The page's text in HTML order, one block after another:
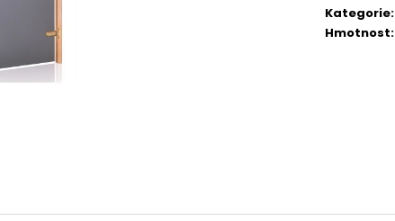
cena:
Kategorie:
Hmotnost:
SAUNOVÁ KAMNA NA DŘEVO HARVIA